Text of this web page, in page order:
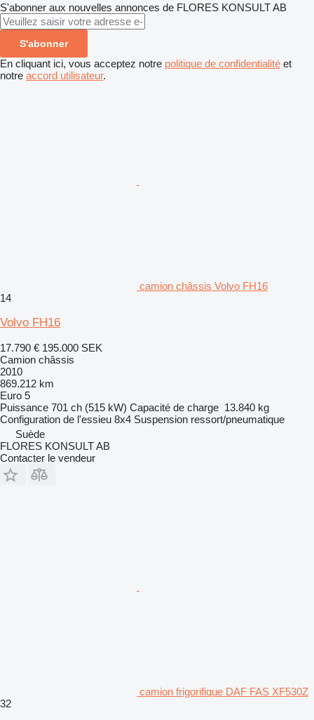
S'abonner aux nouvelles annonces de FLORES KONSULT AB
S'abonner
En cliquant ici, vous acceptez notre politique de confidentialité et
notre accord utilisateur.
camion châssis Volvo FH16
14
Volvo FH16
17.790 € 195.000 SEK
Camion châssis
2010
869.212 km
Euro 5
Puissance 701 ch (515 kW) Capacité de charge 13.840 kg
Configuration de l'essieu 8x4 Suspension ressort/pneumatique
Suède
FLORES KONSULT AB
Contacter le vendeur
camion frigorifique DAF FAS XF530Z
32